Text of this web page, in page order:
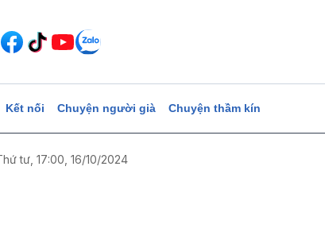
Kết nối Chuyện người già Chuyện thầm kín
tư, 17:00, 16/10/2024